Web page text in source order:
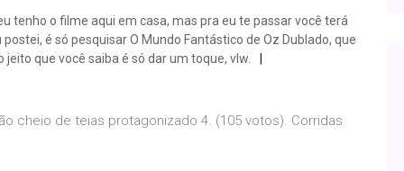
tenho o filme aqui em casa, mas pra eu te passar você terá
é só pesquisar O Mundo Fantástico de Oz Dublado, que
que você saiba é só dar um toque, vlw.
cheio de teias protagonizado 4. (105 votos). Corridas